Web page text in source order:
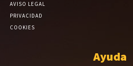
AVISO LEGAL
PRIVACIDAD
COOKIES
Ayuda